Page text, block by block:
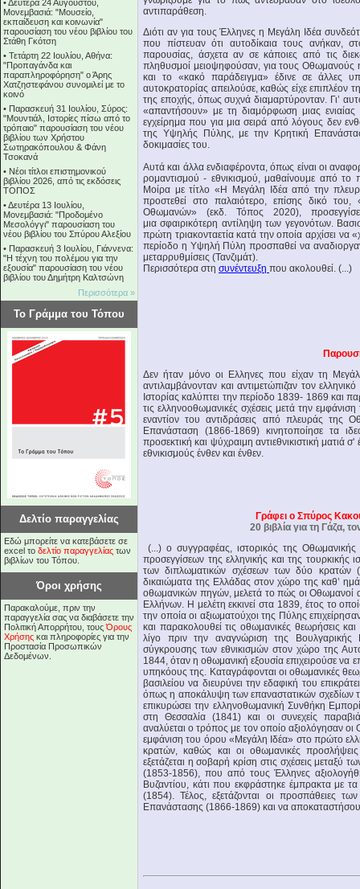
•Δευτέρα 24 Αυγούστου,
Μονεμβασιά: "Μουσείο,
εκπαίδευση και κοινωνία"
παρουσίαση του νέου βιβλίου του
Στάθη Γκότση
• Τετάρτη 22 Ιουλίου, Αθήνα:
"Προπαγάνδα και
παραπληροφόρηση" ο Άρης
Χατζηστεφάνου συνομιλεί με το
κοινό
• Παρασκευή 31 Ιουλίου, Σύρος:
"Μουντιάλ, Ιστορίες πίσω από το
τρόπαιο" παρουσίαση του νέου
βιβλίου των Χρήστου
Σωτηρακόπουλου & Φάνη
Τσοκανά
• Νέοι τίτλοι επιστημονικού
βιβλίου 2026, από τις εκδόσεις
ΤΟΠΟΣ
•Δευτέρα 13 Ιουλίου,
Μονεμβασιά: "Προδομένο
Μεσολόγγι" παρουσίαση του
νέου βιβλίου του Σπύρου Αλεξίου
• Παρασκευή 3 Ιουλίου, Γιάννενα:
"Η τέχνη του πολέμου για την
εξουσία" παρουσίαση του νέου
βιβλίου του Δημήτρη Καλτσώνη
Περισσότερα »
Το Γράμμα του Τόπου
Δελτίο παραγγελίας
Εδώ μπορείτε να κατεβάσετε σε
excel το δελτίο παραγγελίας των
βιβλίων του Τόπου.
Όροι χρήσης
Παρακαλούμε, πριν την
παραγγελία σας να διαβάσετε την
Πολιτική Απορρήτου, τουςΌρους
Χρήσης και πληροφορίες για την
Προστασία Προσωπικών
Δεδομένων.
αντιπαράθεση.
Διότι αν για τους Έλληνες η Μεγάλη Ιδέα
που πίστευαν ότι αυτοδίκαια τους ανήκαν, στο
παρουσίας, άσχετα αν σε κάποιες από τις
πληθυσμοί μειοψηφούσαν, για τους Οθωμανούς
και το «κακό παράδειγμα» έδινε σε άλλες
αυτοκρατορίας απειλούσε, καθώς είχε
της εποχής, όπως συχνά διαμαρτύρονταν. Γι’
«απαντήσουν» με τη διαμόρφωση μιας ενιαίας
εγχείρημα που για μια σειρά από λόγους δεν
της Υψηλής Πύλης, με την Κρητική
δοκιμασίες του.
Αυτά και άλλα ενδιαφέροντα, όπως είναι οι
ρομαντισμού - εθνικισμού, μαθαίνουμε από το
Μοίρα με τίτλο «Η Μεγάλη Ιδέα από την
προστεθεί στο παλαιότερο, επίσης δικό
Οθωμανών» (εκδ. Τόπος 2020),
μια σφαιρικότερη αντίληψη των γεγονότων.
πρώτη τριακονταετία κατά την οποία αρχίσει να
περίοδο η Υψηλή Πύλη προσπαθεί να
μεταρρυθμίσεις (Τανζιμάτ).
Περισσότερα στη συνέντευξη που ακολουθεί. (...)
Δεν ήταν μόνο οι Ελληνες που είχαν τη
αντιλαμβάνονταν και αντιμετώπιζαν τον
Ιστορίας καλύπτει την περίοδο 1839- 1869 και
τις ελληνοοθωμανικές σχέσεις μετά την
εναντίον του αντιδράσεις από πλευράς της
Επανάσταση (1866-1869) κινητοποίησε τα
προσεκτική και ψύχραιμη αντιεθνικιστική
εθνικισμούς ένθεν και ένθεν.
Γράφει ο Σπύρος
20 βιβλία για τη Γάζα,
(...) ο συγγραφέας, ιστορικός της Οθωμανικής
προσεγγίσεων της ελληνικής και της τουρκικής
των διπλωματικών σχέσεων των δύο κρατών
δικαιώματα της Ελλάδας στον χώρο της καθ’
οθωμανικών πηγών, μελετά το πώς οι Οθωμανοί
Ελλήνων. Η μελέτη εκκινεί στα 1839, έτος το
την οποία οι αξιωματούχοι της Πύλης
και παρακολουθεί τις οθωμανικές θεωρήσεις
λίγο πριν την αναγνώριση της
σύγκρουσης των εθνικισμών στον χώρο της
1844, όταν η οθωμανική εξουσία επιχειρούσε να
υπηκόους της. Καταγράφονται οι οθωμανικές
βασιλείου να διευρύνει την εδαφική του
όπως η αποκάλυψη των επαναστατικών σχεδίων
επικυρώσει την ελληνοθωμανική Συνθήκη
στη Θεσσαλία (1841) και οι συνεχείς
αναλύεται ο τρόπος με τον οποίο αξιολόγησαν οι
εμφάνιση του όρου «Μεγάλη Ιδέα» στο πρώτο
κρατών, καθώς και οι οθωμανικές
εξετάζεται η σοβαρή κρίση στις σχέσεις
(1853-1856), που από τους Έλληνες
Βυζαντίου, κάτι που εκφράστηκε έμπρακτα με
(1854). Τέλος, εξετάζονται οι προσπάθειες
Επανάστασης (1866-1869) και να